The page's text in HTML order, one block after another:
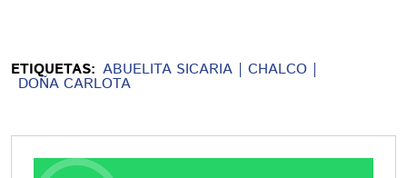
ETIQUETAS: ABUELITA SICARIA CHALCO
DOÑA CARLOTA